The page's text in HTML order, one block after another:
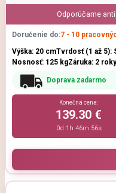
Odporúčame
Doručenie do:7 - 10
Výška: 20 cmTvrdosť (1 až 5):
Nosnosť: 125 kgZáruka: 2 roky
Doprava zadarmo
Konečná cena:
139.30 €
0d 1h 46m 54s